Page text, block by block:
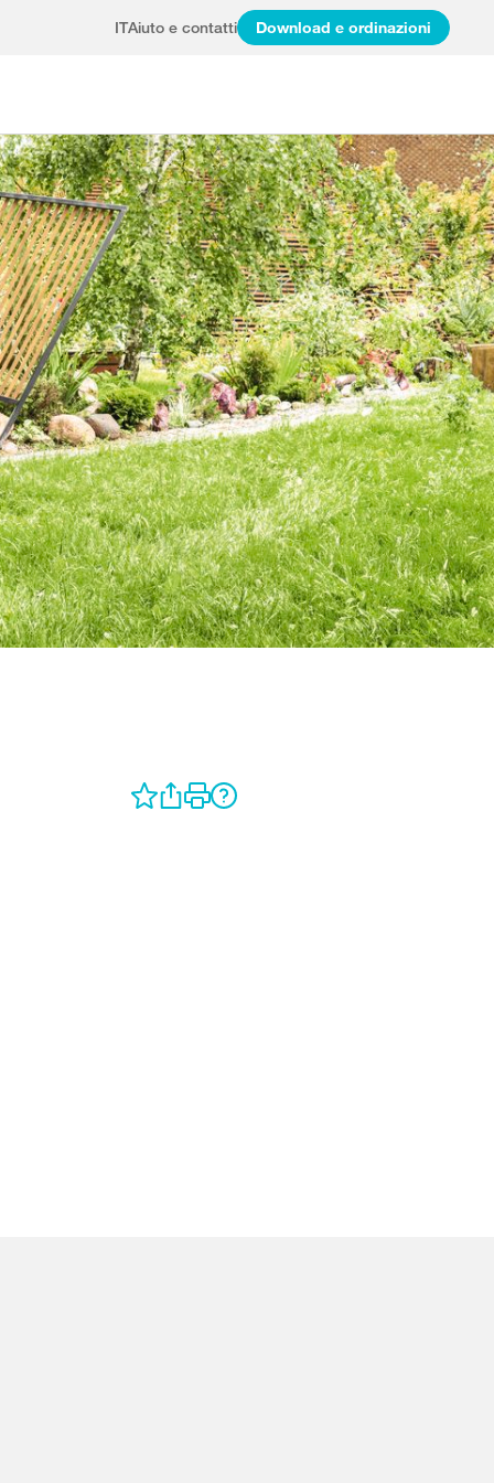
ITAiuto e contatti Download e ordinazioni